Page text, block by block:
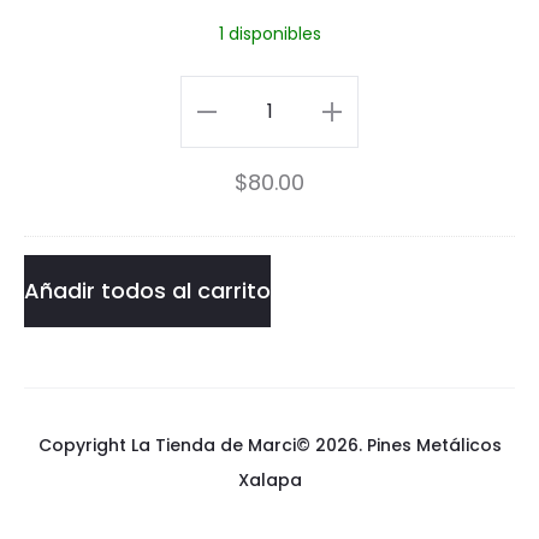
n
u
d
e
r
a
1 disponibles
Pin
ThunderCats
cantidad
$80.00
Añadir todos al carrito
Copyright La Tienda de Marci© 2026.Pines Metálicos
Xalapa